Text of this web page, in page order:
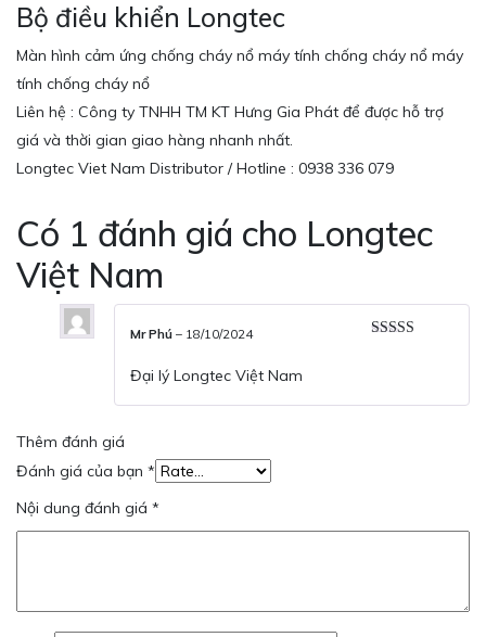
Bộ điều khiển Longtec
Màn hình cảm ứng chống cháy nổ máy tính chống cháy nổ máy
tính chống cháy nổ
Liên hệ : Công ty TNHH TM KT Hưng Gia Phát để được hỗ trợ
giá và thời gian giao hàng nhanh nhất.
Longtec Viet Nam Distributor / Hotline : 0938 336 079
Có 1 đánh giá cho Longtec
Việt Nam
Mr Phú – 18/10/2024
Đại lý Longtec Việt Nam
Thêm đánh giá
Đánh giá của bạn *
Nội dung đánh giá *